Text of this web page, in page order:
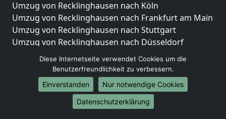
Umzug von Recklinghausen nach Köln
Umzug von Recklinghausen nach Frankfurt am Main
Umzug von Recklinghausen nach Stuttgart
Umzug von Recklinghausen nach Düsseldorf
Umzug von Recklinghausen nach Leipzig
Umzug von Recklinghausen nach Dortmund
Umzug von Recklinghausen nach Essen
Umzug von Recklinghausen nach Bremen
Umzug von Recklinghausen nach Dresden
Diese Internetseite verwendet Cookies um die
Benutzerfreundlichkeit zu verbessern.
Einverstanden
Nur notwendige Cookies
Datenschutzerklärung